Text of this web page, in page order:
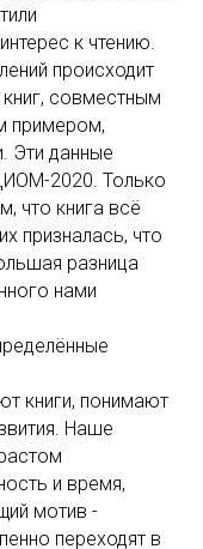
к чтению.
происходит
совместным
примером,
Эти данные
2020. Только
что книга всё
призналась, что
разница
нами
книги, понимают
Наше
и время,
мотив -
переходят в